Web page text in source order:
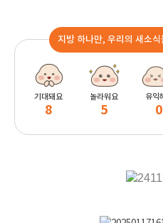
지방 하나만, 우리의 새소
기대돼요
8
놀라워요
5
유익
0